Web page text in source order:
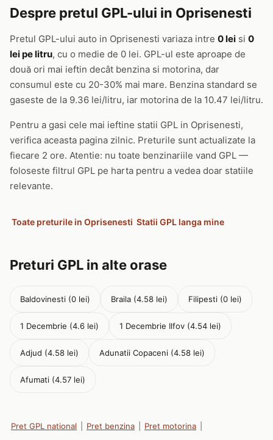
Despre pretul GPL-ului in Oprisenesti
Pretul GPL-ului auto in Oprisenesti variaza intre 0 lei si 0
lei pe litru, cu o medie de 0 lei. GPL-ul este aproape de
două ori mai ieftin decât benzina si motorina, dar
consumul este cu 20-30% mai mare. Benzina standard se
gaseste de la 9.36 lei/litru, iar motorina de la 10.47 lei/litru.
Pentru a gasi cele mai ieftine statii GPL in Oprisenesti,
verifica aceasta pagina zilnic. Preturile sunt actualizate la
fiecare 2 ore. Atentie: nu toate benzinariile vand GPL —
foloseste filtrul GPL pe harta pentru a vedea doar statiile
relevante.
Toate preturile in Oprisenesti Statii GPL langa mine
Preturi GPL in alte orase
Baldovinesti (0 lei) Braila (4.58 lei) Filipesti (0 lei)
1 Decembrie (4.6 lei) 1 Decembrie Ilfov (4.54 lei)
Adjud (4.58 lei) Adunatii Copaceni (4.58 lei)
Afumati (4.57 lei)
Pret GPL national Pret benzina Pret motorina